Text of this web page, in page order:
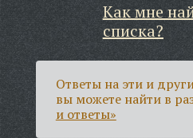
Как мне
списка?
Ответы на эти и
вы можете найти в
и ответы»